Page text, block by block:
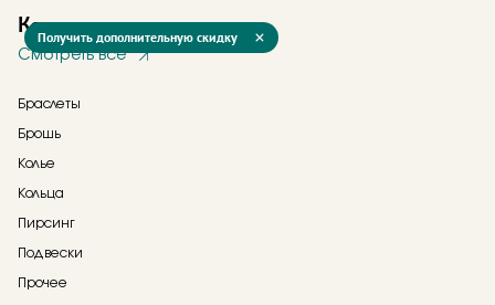
Каталог
Смотреть все
Браслеты
Брошь
Колье
Кольца
Пирсинг
Подвески
Прочее
Получить дополнительную скидку